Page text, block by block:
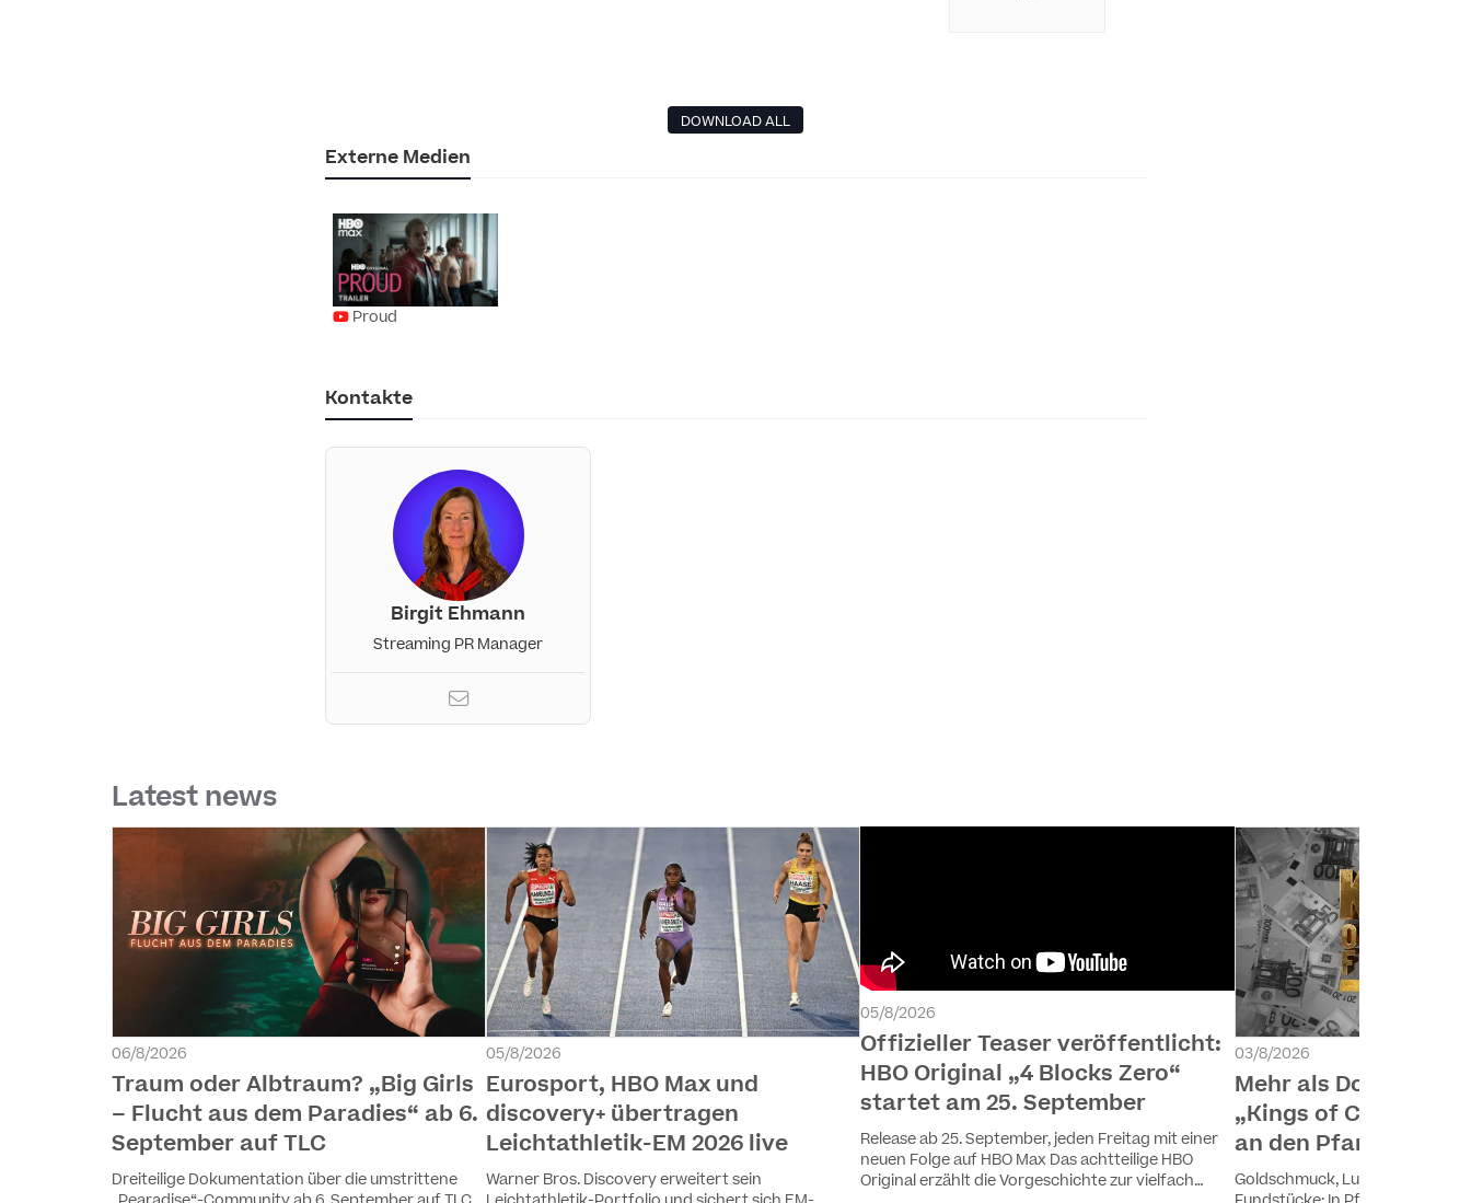
DOWNLOAD ALL
Externe Medien
Proud
Kontakte
Birgit Ehmann
Streaming PR Manager
Latest news
06/8/2026
Traum oder Albtraum? „Big Girls
– Flucht aus dem Paradies“ ab 6.
September auf TLC
Dreiteilige Dokumentation über die umstrittene
05/8/2026
Eurosport, HBO Max und
discovery+ übertragen
Leichtathletik-EM 2026 live
Warner Bros. Discovery erweitert sein
05/8/2026
Offizieller Teaser veröffentlicht:
HBO Original „4 Blocks Zero“
startet am 25. September
Release ab 25. September, jeden Freitag mit einer
neuen Folge auf HBO Max Das achtteilige HBO
Original erzählt die Vorgeschichte zur vielfach
03/8/2026
Mehr als Dollar und
„Kings of Cash“
an den Pfandtresen
Goldschmuck, Luxusuhren,